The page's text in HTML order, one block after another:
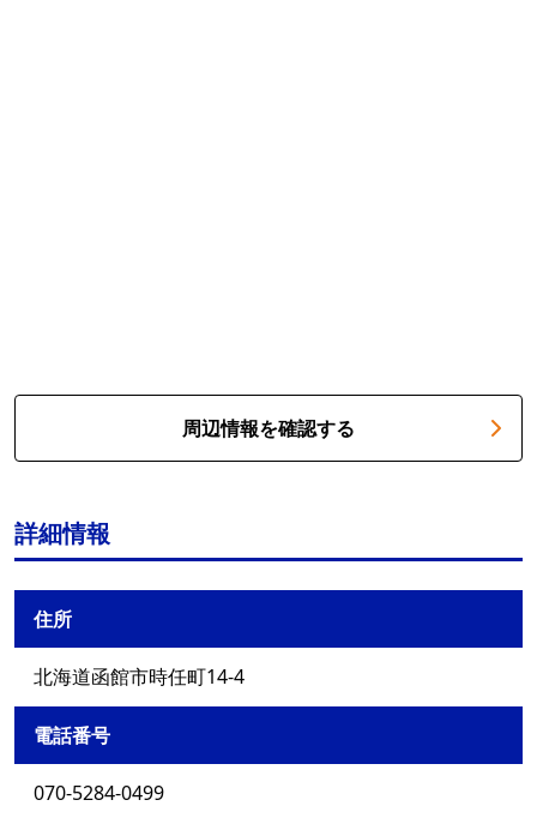
周辺情報を確認する
詳細情報
住所
北海道函館市時任町14-4
電話番号
070-5284-0499